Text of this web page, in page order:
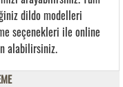
dildo modelleri
seçenekleri ile online
alabilirsiniz.